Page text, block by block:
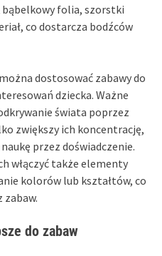
folia, szorstki
co dostarcza bodźców
dostosować zabawy do
dziecka. Ważne
świata poprzez
zwiększy ich koncentrację,
przez doświadczenie.
włączyć także elementy
kolorów lub kształtów, co
zabaw.
do zabaw